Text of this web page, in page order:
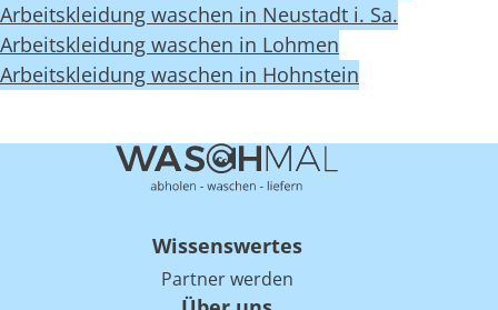
Arbeitskleidung waschen in Neustadt i. Sa.
Arbeitskleidung waschen in Lohmen
Arbeitskleidung waschen in Hohnstein
Wissenswertes
Partner werden